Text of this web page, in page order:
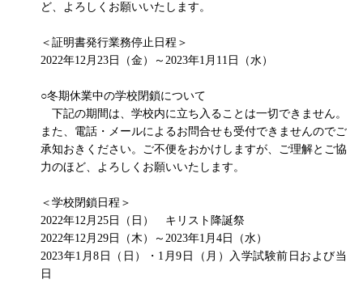
ど、よろしくお願いいたします。
＜証明書発行業務停止日程＞
2022年12月 23 日（金 ）～ 2023年1 月 11 日 （水）
○冬期休業中の学校閉鎖について
下記の期間は、学校内に立ち入ることは一切できません。
また、電話 ・メールによるお問合せも受付できませんのでご
承知おきください。ご不便をおかけしますが、ご理解とご協
力のほど、よろしくお願いいたします。
＜学校閉鎖日程＞
2022年12月 25 日（日）　キリスト降誕祭
2022年12月 29 日（木 ）～ 2023年1 月 4 日（水）
2023年1 月8 日（日）・ 1 月9 日（月）入学試験前日および当
日